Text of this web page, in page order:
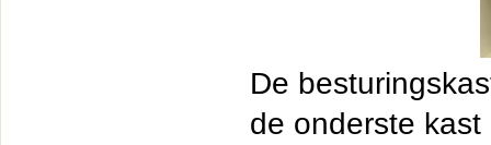
De
de onderste